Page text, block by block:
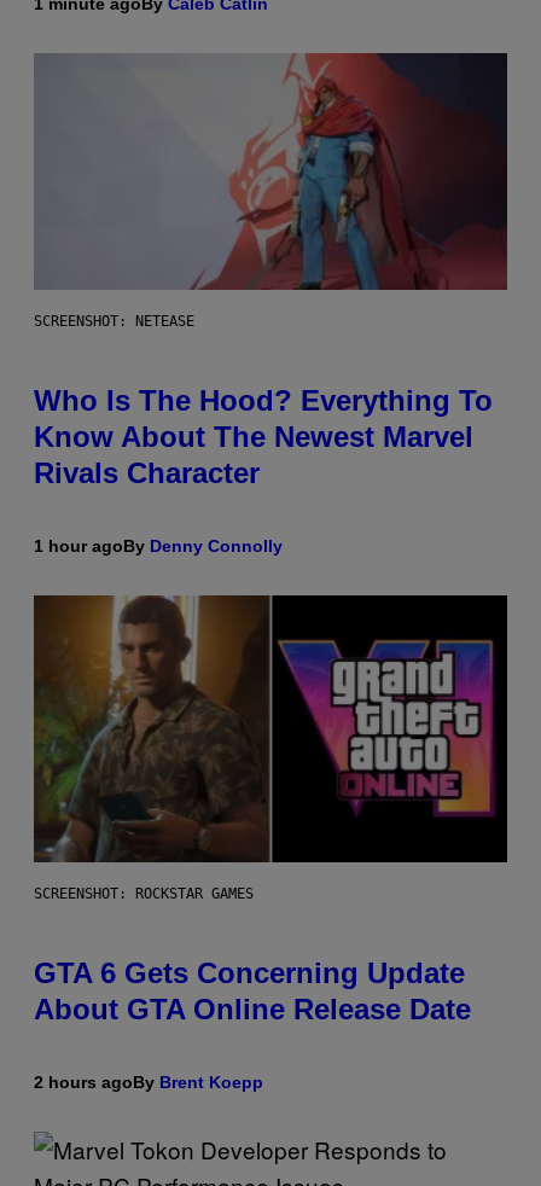
SCREENSHOT: NETEASE
Who Is The Hood? Everything To
Know About The Newest Marvel
Rivals Character
1 hour agoBy Denny Connolly
SCREENSHOT: ROCKSTAR GAMES
GTA 6 Gets Concerning Update
About GTA Online Release Date
2 hours agoBy Brent Koepp